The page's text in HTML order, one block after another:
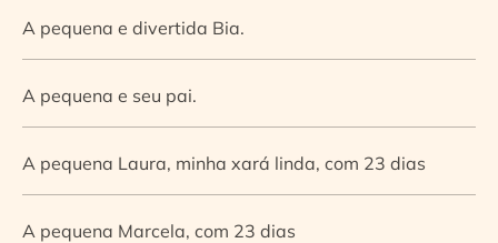
A pequena e divertida Bia.
A pequena e seu pai.
A pequena Laura, minha xará linda, com 23 dias
A pequena Marcela, com 23 dias